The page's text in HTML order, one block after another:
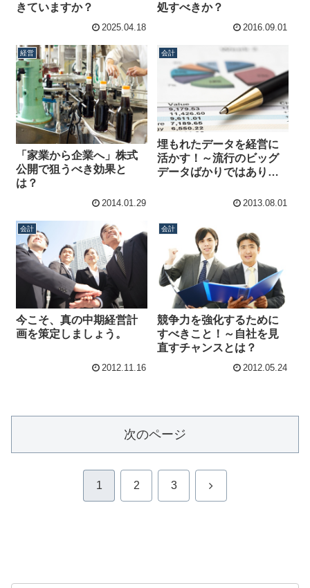
きていますか？
2025.04.18
処すべきか？
2016.09.01
経営
「家業から企業へ」株式
公開で狙うべき効果と
は？
2014.01.29
会計
埋もれたデータを経営に
活かす！～流行のビッグ
データばかりではありま
2013.08.01
会計
今こそ、真の中期経営計
画を策定しましょう。
2012.11.16
会計
競争力を強化するために
すべきこと！～自社を見
直すチャンスとは？
2012.05.24
次のページ
1 2 3 次